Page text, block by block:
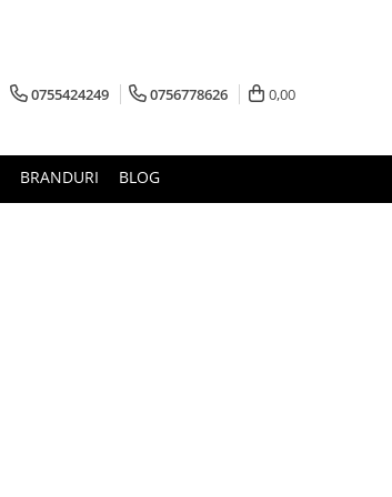
0755424249 0756778626 0,00
BRANDURI BLOG